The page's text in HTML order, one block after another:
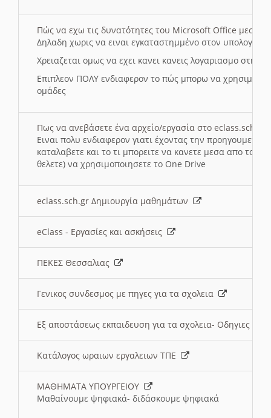
Πώς να εχω τις δυνατότητες του Microsoft Office μεσω
Δηλαδη χωρις να ειναι εγκαταστημμένο στον
Χρειαζεται ομως να εχει κανει κανεις λογαριασμο στη
Επιπλεον ΠΟΛΥ ενδιαφερον το πώς μπορω να
ομάδες
Πως να ανεβάσετε ένα αρχείο/εργασία στο eclass.sch.gr
Ειναι πολυ ενδιαφερον γιατι έχοντας την
καταλαβετε και το τι μπορειτε να κανετε μεσα απο το
θελετε) να χρησιμοποιησετε το One Drive
eclass.sch.gr Δημιουργία μαθημάτων
eClass - Εργασίες και ασκήσεις
ΠΕΚΕΣ Θεσσαλιας
Γενικος συνδεσμος με πηγες για τα σχολεια
Εξ αποστάσεως εκπαιδευση για τα σχολεια- Οδηγιες
Κατάλογος ωραιων εργαλειων ΤΠΕ
ΜΑΘΗΜΑΤΑ ΥΠΟΥΡΓΕΙΟΥ
Μαθαίνουμε ψηφιακά- διδάσκουμε ψηφιακά